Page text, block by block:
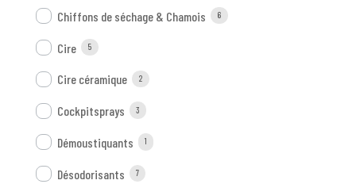
Chiffons de séchage & Chamois 6
Cire 5
Cire céramique 2
Cockpitsprays 3
Démoustiquants 1
Désodorisants 7